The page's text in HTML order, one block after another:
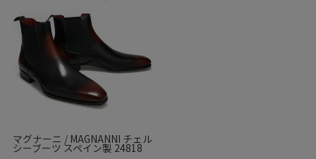
マグナーニ / MAGNANNI チェル
シーブーツ スペイン製 24818